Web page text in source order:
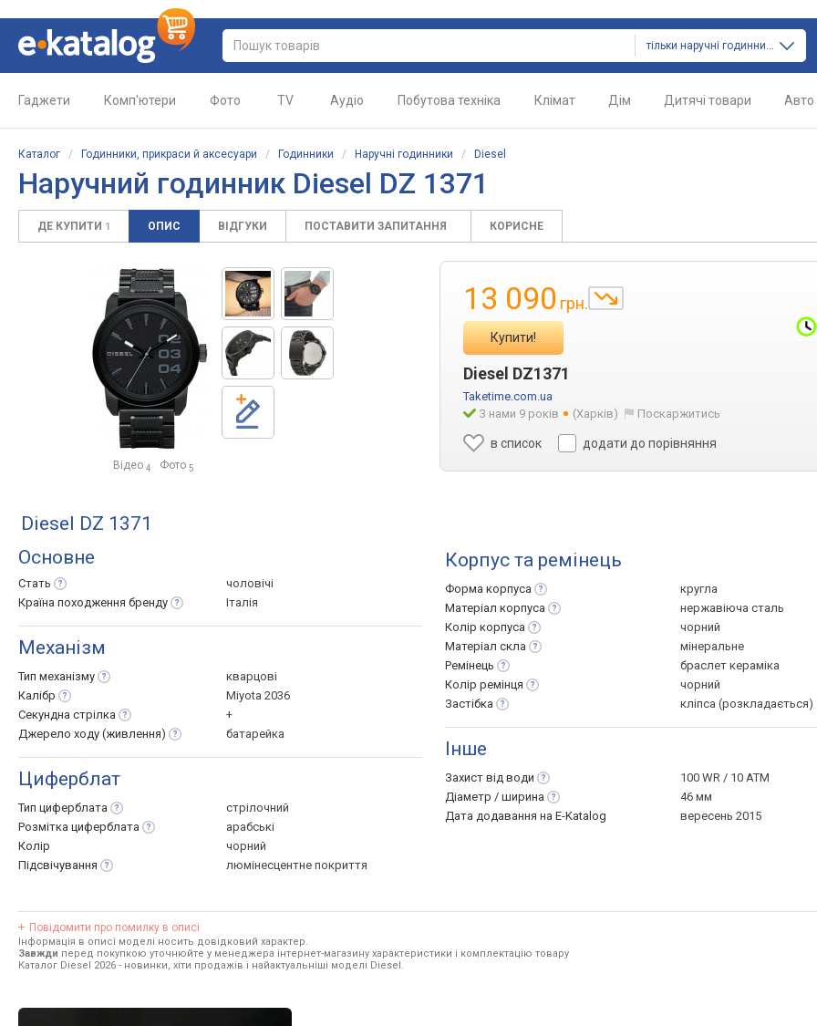
тільки наручні годинники
Гаджети Комп'ютери Фото TV Аудіо Побутова техніка Клімат Дім Дитячі товари Авто
Каталог / Годинники, прикраси й аксесуари / Годинники / Наручні годинники / Diesel
Наручний годинник Diesel DZ 1371
ДЕ КУПИТИ 1 ОПИС ВІДГУКИ ПОСТАВИТИ ЗАПИТАННЯ КОРИСНЕ
Відео 4 Фото 5
13 090 грн.
Купити!
Diesel DZ1371
Taketime.com.ua
З нами 9 років
(Харків) Поскаржитись
в список додати до порівняння
Diesel DZ 1371
Основне
Стать
чоловічі
Країна походження бренду Італія
Механізм
Тип механізму
кварцові
Калібр
Miyota 2036
Секундна стрілка
+
Джерело ходу (живлення) батарейка
Циферблат
Тип циферблата
стрілочний
Розмітка циферблата
арабські
Колір
чорний
Підсвічування
люмінесцентне покриття
Корпус та ремінець
Форма корпуса
кругла
Матеріал корпуса
нержавіюча сталь
Колір корпуса
чорний
Матеріал скла
мінеральне
Ремінець
браслет кераміка
Колір ремінця
чорний
Застібка
кліпса (розкладається)
Інше
Захист від води
100 WR / 10 ATM
Діаметр / ширина
46 мм
Дата додавання на E-Katalog
вересень 2015
Повідомити про помилку в описі
Інформація в описі моделі носить довідковий характер.
Завжди перед покупкою уточнюйте у менеджера інтернет-магазину характеристики і комплектацію товару
Каталог Diesel 2026 - новинки, хіти продажів і найактуальніші моделі Diesel.